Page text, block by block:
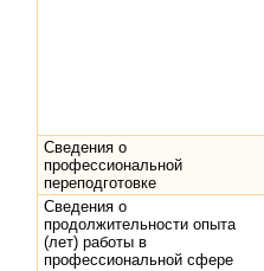
Сведения о
профессиональной
переподготовке
Сведения о
продолжительности опыта
(лет) работы в
профессиональной сфере